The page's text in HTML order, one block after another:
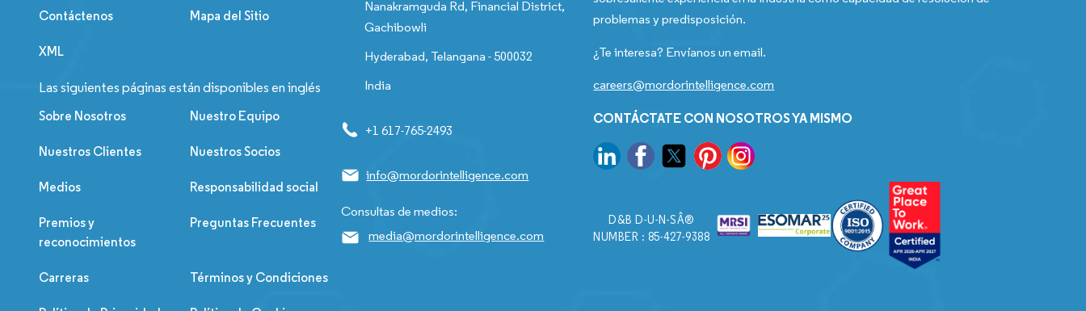
Contáctenos Mapa del Sitio
XML
Las siguientes páginas están disponibles en inglés
Sobre Nosotros Nuestro Equipo
Nuestros Clientes Nuestros Socios
Medios Responsabilidad social
Premios y
reconocimientos
Preguntas Frecuentes
Carreras Términos y Condiciones
Nanakramguda Rd, Financial District,
Gachibowli
Hyderabad, Telangana - 500032
India
+1 617-765-2493
info@mordorintelligence.com
Consultas de medios:
media@mordorintelligence.com
problemas y predisposición.
¿Te interesa? Envíanos un email.
careers@mordorintelligence.com
CONTÁCTATE CON NOSOTROS YA MISMO
D&B D-U-N-SÂ®
NUMBER : 85-427-9388